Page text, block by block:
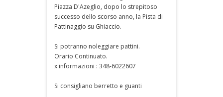
Piazza D'Azeglio, dopo lo strepitoso
successo dello scorso anno, la Pista di
Pattinaggio su Ghiaccio.
Si potranno noleggiare pattini.
Orario Continuato.
x informazioni : 348-6022607
Si consigliano berretto e guanti